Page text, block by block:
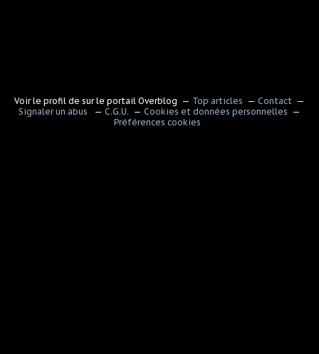
Voir le profil de sur le portail Overblog Top articles
Contact
Signaler un abus
C.G.U.
Cookies et données personnelles
Préférences cookies